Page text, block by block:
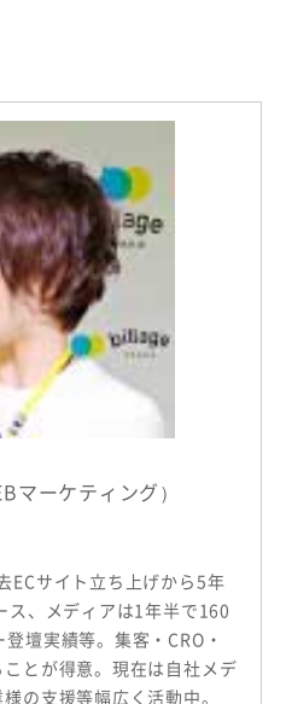
マーケティング）
ECサイト立ち上げから5年
、メディアは1年半で160
壇実績等。集客・CRO・
とが得意。現在は自社メデ
の支援等幅広く活動中。